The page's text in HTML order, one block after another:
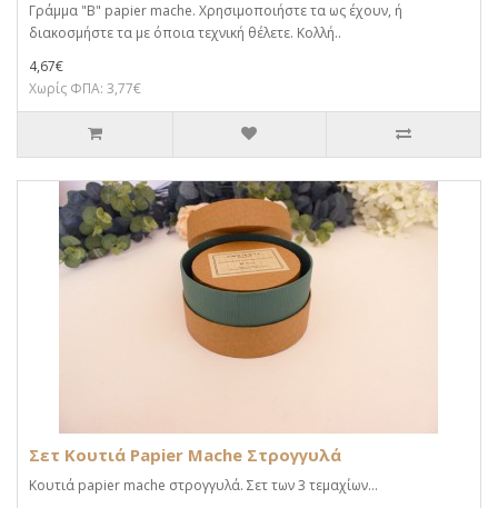
Γράμμα "Β" papier mache. Xρησιμοποιήστε τα ως έχουν, ή
διακοσμήστε τα με όποια τεχνική θέλετε. Κολλή..
4,67€
Χωρίς ΦΠΑ: 3,77€
Σετ Κουτιά Papier Mache Στρογγυλά
Κουτιά papier mache στρογγυλά. Σετ των 3 τεμαχίων...